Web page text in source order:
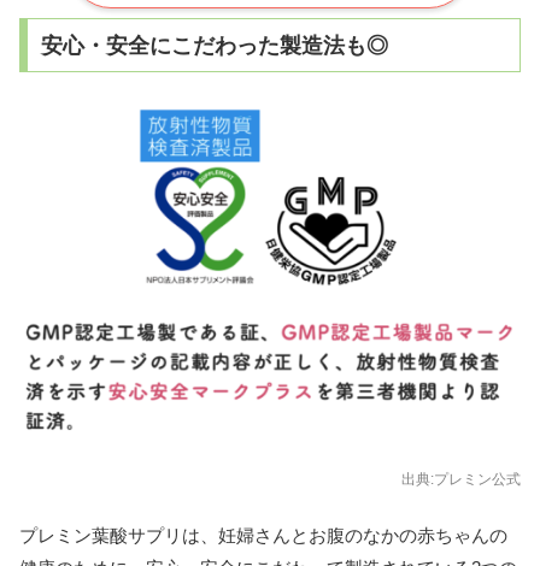
安心・安全にこだわった製造法も◎
出典:プレミン公式
プレミン葉酸サプリは、妊婦さんとお腹のなかの赤ちゃんの